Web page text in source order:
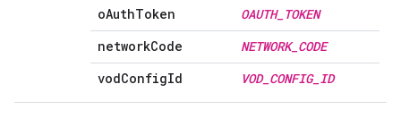
oAuthToken OAUTH_ TOKEN
networkCode NETWORK_ CODE
vodConfigId VOD_ CONFIG_ ID